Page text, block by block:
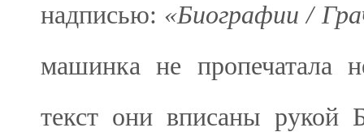
надписью: «Биографии /
машинка не пропечатала
текст они вписаны рукой